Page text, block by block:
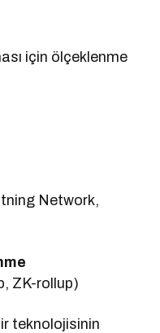
için ölçeklenme
Network,
ZK-rollup)
teknolojisinin